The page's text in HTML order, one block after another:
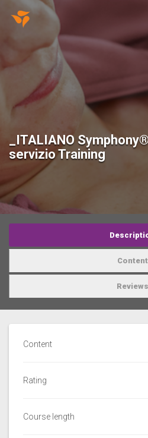
_ITALIANO
servizio Training
Content
Reviews
Content
Rating
Course length